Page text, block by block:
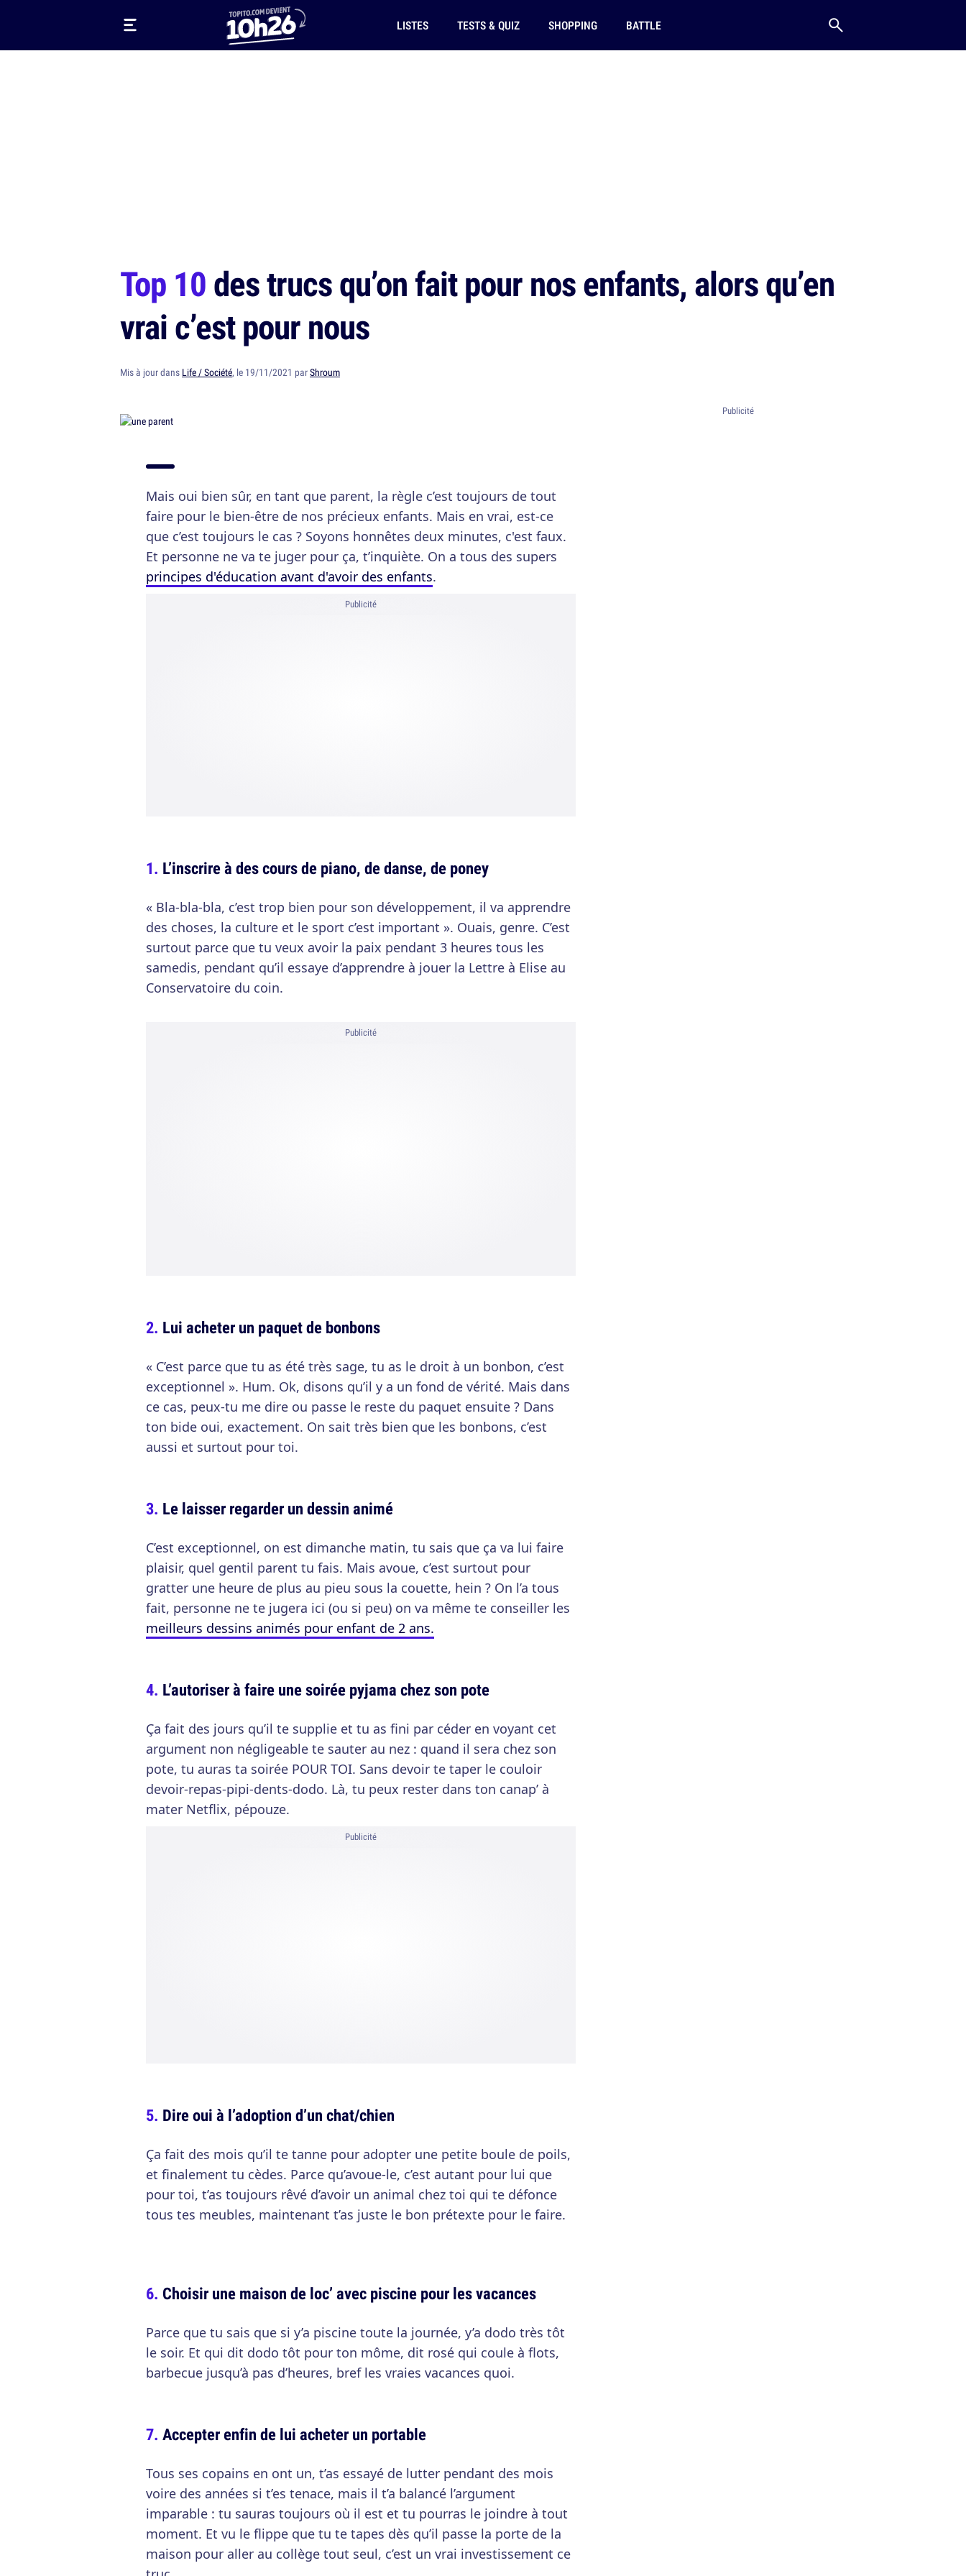
LISTES TESTS & QUIZ SHOPPING BATTLE
Top 10des trucs qu’on fait pour nos enfants, alors qu’en
vrai c’est pour nous
Mis à jour dans Life / Société, le 19/11/2021 parShroum
Mais oui bien sûr, en tant que parent, la règle c’est toujours de tout
faire pour le bien-être de nos précieux enfants. Mais en vrai, est-ce
que c’est toujours le cas ? Soyons honnêtes deux minutes, c'est faux.
Et personne ne va te juger pour ça, t’inquiète. On a tous des supers
principes d'éducation avant d'avoir des enfants.
Publicité
L’inscrire à des cours de piano, de danse, de poney
« Bla-bla-bla, c’est trop bien pour son développement, il va apprendre
des choses, la culture et le sport c’est important ». Ouais, genre. C’est
surtout parce que tu veux avoir la paix pendant 3 heures tous les
samedis, pendant qu’il essaye d’apprendre à jouer la Lettre à Elise au
Conservatoire du coin.
Publicité
Lui acheter un paquet de bonbons
« C’est parce que tu as été très sage, tu as le droit à un bonbon, c’est
exceptionnel ». Hum. Ok, disons qu’il y a un fond de vérité. Mais dans
ce cas, peux-tu me dire ou passe le reste du paquet ensuite ? Dans
ton bide oui, exactement. On sait très bien que les bonbons, c’est
aussi et surtout pour toi.
Le laisser regarder un dessin animé
C’est exceptionnel, on est dimanche matin, tu sais que ça va lui faire
plaisir, quel gentil parent tu fais. Mais avoue, c’est surtout pour
gratter une heure de plus au pieu sous la couette, hein ? On l’a tous
fait, personne ne te jugera ici (ou si peu) on va même te conseiller les
meilleurs dessins animés pour enfant de 2 ans.
L’autoriser à faire une soirée pyjama chez son pote
Ça fait des jours qu’il te supplie et tu as fini par céder en voyant cet
argument non négligeable te sauter au nez : quand il sera chez son
pote, tu auras ta soirée POUR TOI. Sans devoir te taper le couloir
devoir-repas-pipi-dents-dodo. Là, tu peux rester dans ton canap’ à
mater Netflix, pépouze.
Publicité
Dire oui à l’adoption d’un chat/chien
Ça fait des mois qu’il te tanne pour adopter une petite boule de poils,
et finalement tu cèdes. Parce qu’avoue-le, c’est autant pour lui que
pour toi, t’as toujours rêvé d’avoir un animal chez toi qui te défonce
tous tes meubles, maintenant t’as juste le bon prétexte pour le faire.
Choisir une maison de loc’ avec piscine pour les vacances
Parce que tu sais que si y’a piscine toute la journée, y’a dodo très tôt
le soir. Et qui dit dodo tôt pour ton môme, dit rosé qui coule à flots,
barbecue jusqu’à pas d’heures, bref les vraies vacances quoi.
Accepter enfin de lui acheter un portable
Tous ses copains en ont un, t’as essayé de lutter pendant des mois
voire des années si t’es tenace, mais il t’a balancé l’argument
imparable : tu sauras toujours où il est et tu pourras le joindre à tout
moment. Et vu le flippe que tu te tapes dès qu’il passe la porte de la
maison pour aller au collège tout seul, c’est un vrai investissement ce